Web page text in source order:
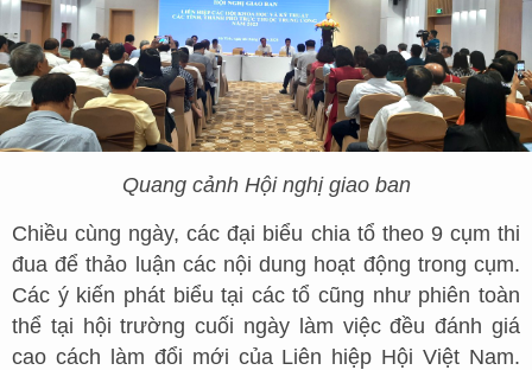
Quang cảnh Hội nghị giao ban
Chiều cùng ngày, các đại biểu chia tổ theo 9 cụm thi
đua để thảo luận các nội dung hoạt động trong cụm.
Các ý kiến phát biểu tại các tổ cũng như phiên toàn
thể tại hội trường cuối ngày làm việc đều đánh giá
cao cách làm đổi mới của Liên hiệp Hội Việt Nam.